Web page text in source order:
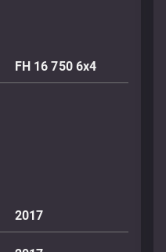
FH 16 750 6x4
2017